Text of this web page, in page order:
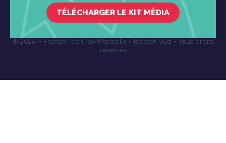
TÉLÉCHARGER LE KIT MÉDIA
© 2026 - French Tech Aix-Marseille - Région Sud - Tous droits
réservés